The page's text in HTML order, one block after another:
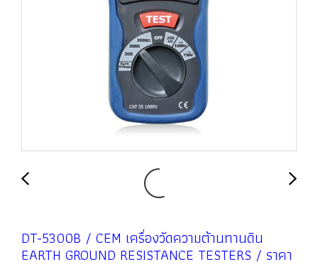
DT-5300B / CEM เครื่องวัดความต้านทานดิน
EARTH GROUND RESISTANCE TESTERS / ราคา